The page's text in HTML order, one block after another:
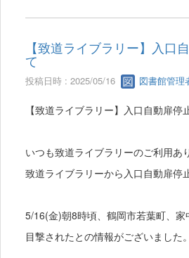
【致道ライブラリー】入口
て
投稿日時 : 2025/05/16 図書館管理
【致道ライブラリー】入口自動扉停
いつも致道ライブラリーのご利用あ
致道ライブラリーから入口自動扉停
5/16(金)朝8時頃、鶴岡市若葉町、
目撃されたとの情報がございました。